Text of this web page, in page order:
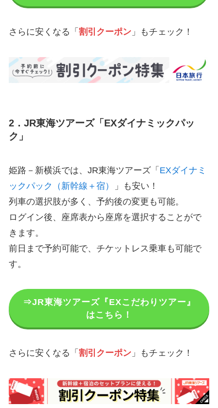
さらに安くなる「 割引クーポン 」もチェック！
2．JR東海ツアーズ「EXダイナミックパッ
ク」
姫路－新横浜では、JR東海ツアーズ「 EXダイナミ
ックパック（新幹線＋宿）
」も安い！
列車の選択肢が多く、予約後の変更も可能。
ログイン後、座席表から座席を選択することがで
きます。
前日まで予約可能で、チケットレス乗車も可能で
す。
⇒JR東海ツアーズ『EXこだわりツアー』
はこちら！
さらに安くなる「 割引クーポン 」もチェック！